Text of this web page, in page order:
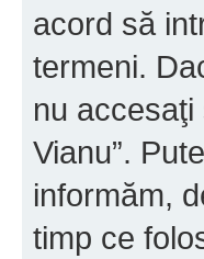
acord să
termeni.
nu accesaţi
Vianu”.
informăm,
timp ce